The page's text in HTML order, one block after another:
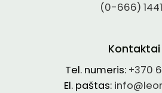
(0-666)
Kontaktai
Tel. numeris: +370
El. paštas: